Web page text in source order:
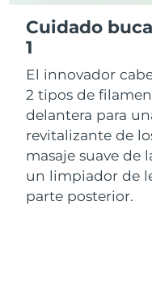
Cuidado
1
El innovador
2 tipos de
delantera para
revitalizante de
masaje suave de
un limpiador de
parte posterior.
RAE de Macao
(China)
Malasia
Malta
México
Mónaco